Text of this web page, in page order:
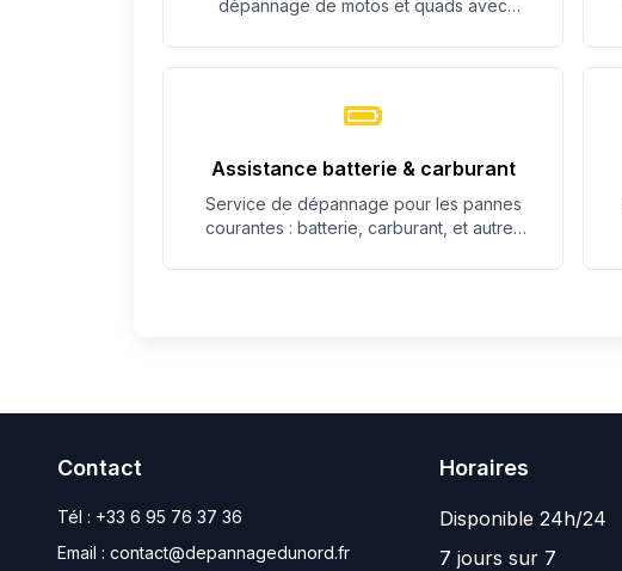
dépannage de motos et quads avec
Assistance batterie & carburant
Service de dépannage pour les pannes
courantes : batterie, carburant, et autres
Contact
Tél : +33 6 95 76 37 36
Email : contact@depannagedunord.fr
Horaires
Disponible 24h/24
7 jours sur 7